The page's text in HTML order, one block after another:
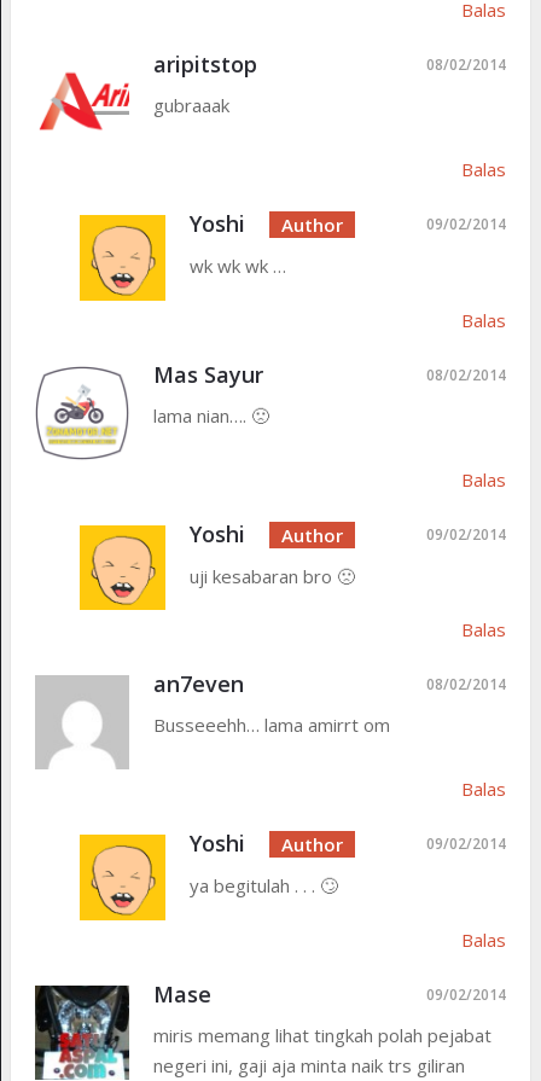
Balas
aripitstop 08/02/2014
gubraaak
Balas
Yoshi 09/02/2014
wk wk wk …
Balas
Mas Sayur 08/02/2014
lama nian…. 🙁
Balas
Yoshi 09/02/2014
uji kesabaran bro 🙁
Balas
an7even 08/02/2014
Busseeehh… lama amirrt om
Balas
Yoshi 09/02/2014
ya begitulah . . . 🙄
Balas
Mase 09/02/2014
miris memang lihat tingkah polah pejabat
negeri ini, gaji aja minta naik trs giliran